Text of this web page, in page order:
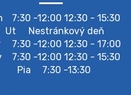
v stredu 05. augusta
Értesítjük a lakosokat,
én a gyűjtőudvar zárva
7:30 -12:00 12:30 - 15:30
Ut
Nestránkový deň
7:30 -12:00 12:30 - 17:00
7:30 -12:00 12:30 - 15:30
Pia
7:30 -13:30